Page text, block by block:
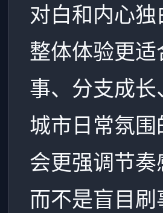
对白和内心
整体体验更
事、分支成
城市日常氛
会更强调节
而不是盲目刷